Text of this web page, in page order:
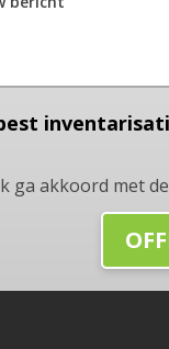
ga akkoord met de